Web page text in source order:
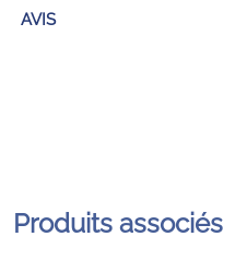
AVIS
Produits associés